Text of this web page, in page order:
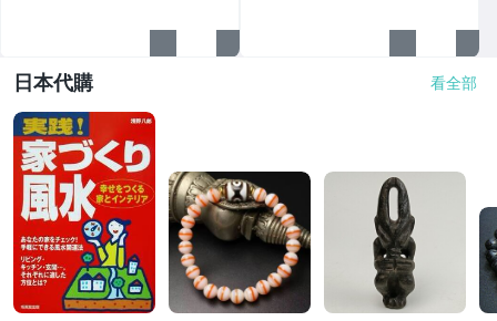
日本代購 看全部